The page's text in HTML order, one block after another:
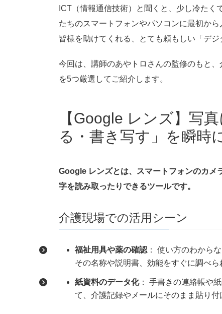
ICT（情報通信技術）と聞くと、少し冷た
たちのスマートフォンやパソコンに最初か
皆様を助けてくれる、とても頼もしい「デジ
今回は、講師のあやトロさんの監修のもと
を5つ厳選してご紹介します。
【Google レンズ】写
る・書き写す」を瞬時
Google レンズとは、スマートフォンのカメ
字を読み取ったりできるツールです。
介護現場での活用シーン
福祉用具や薬の確認 ： 使い方のわから
その名称や説明書、効能をすぐに調べら
紙資料のデータ化： 手書きの連絡帳や
て、介護記録やメールにそのまま貼り付